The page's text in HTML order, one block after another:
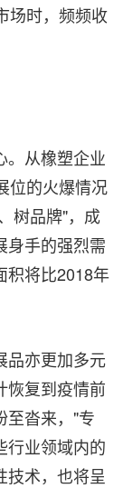
场时，频频收
。从橡塑企业
位的火爆情况
树品牌"，成
身手的强烈需
积将比2018年
品亦更加多元
恢复到疫情前
至沓来，"专
行业领域内的
技术，也将呈